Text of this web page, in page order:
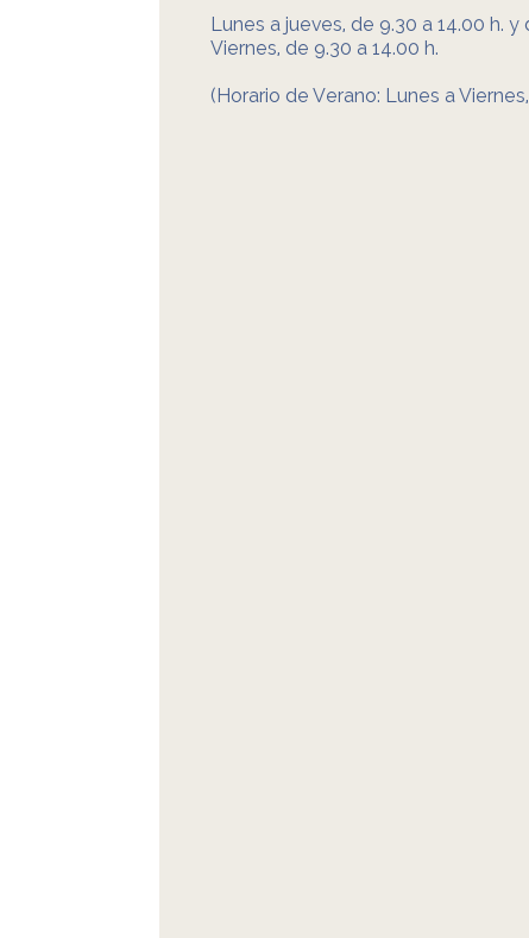
Lunes a jueves, de 9.30 a 14.00 h. y
Viernes, de 9.30 a 14.00 h.
(Horario de Verano: Lunes a